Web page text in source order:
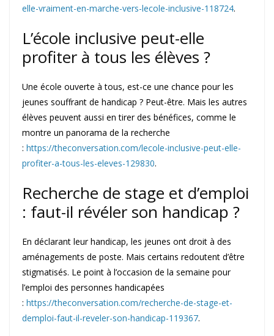
elle-vraiment-en-marche-vers-lecole-inclusive-118724.
L’école inclusive peut-elle
profiter à tous les élèves ?
Une école ouverte à tous, est-ce une chance pour les
jeunes souffrant de handicap ? Peut-être. Mais les autres
élèves peuvent aussi en tirer des bénéfices, comme le
montre un panorama de la recherche
: https://theconversation.com/lecole-inclusive-peut-elle-
profiter-a-tous-les-eleves-129830.
Recherche de stage et d’emploi
: faut-il révéler son handicap ?
En déclarant leur handicap, les jeunes ont droit à des
aménagements de poste. Mais certains redoutent d’être
stigmatisés. Le point à l’occasion de la semaine pour
l’emploi des personnes handicapées
: https://theconversation.com/recherche-de-stage-et-
demploi-faut-il-reveler-son-handicap-119367.